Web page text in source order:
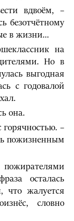
вдвоём, –
безотчётному
в жизни…
на
Но в
выгодная
с годовалой
она.
горячностью. –
пожизненным
осталась
что жалуется
словно